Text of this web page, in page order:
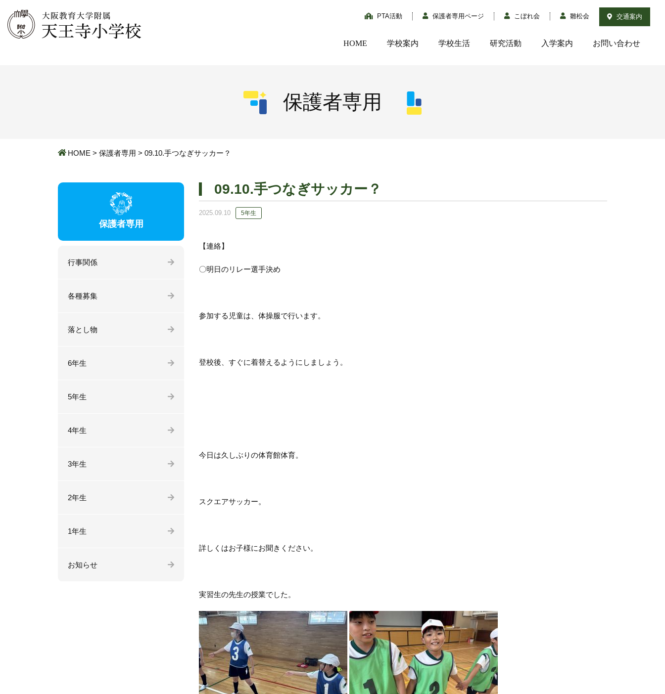
PTA活動 保護者専用ページ こぼれ会 雛松会 交通案内
HOME 学校案内 学校生活 研究活動 入学案内 お問い合わせ
保護者専用
HOME > 保護者専用 > 09.10.手つなぎサッカー？
09.10.手つなぎサッカー？
2025.09.10 5年生
【連絡】
〇明日のリレー選手決め
参加する児童は、体操服で行います。
登校後、すぐに着替えるようにしましょう。
今日は久しぶりの体育館体育。
スクエアサッカー。
詳しくはお子様にお聞きください。
実習生の先生の授業でした。
保護者専用
行事関係
各種募集
落とし物
6年生
5年生
4年生
3年生
2年生
1年生
お知らせ